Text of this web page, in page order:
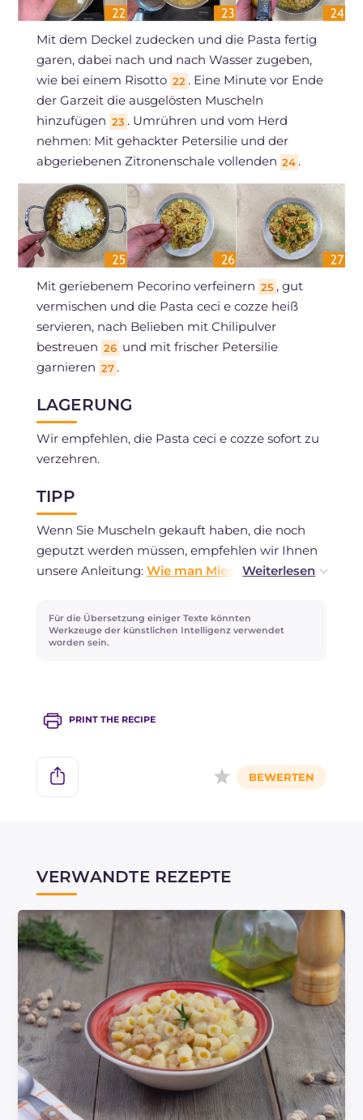
Mit dem Deckel zudecken und die Pasta fertig
garen, dabei nach und nach Wasser zugeben,
wie bei einem Risotto 22 . Eine Minute vor Ende
der Garzeit die ausgelösten Muscheln
hinzufügen 23 . Umrühren und vom Herd
nehmen: Mit gehackter Petersilie und der
abgeriebenen Zitronenschale vollenden 24 .
Mit geriebenem Pecorino verfeinern 25 , gut
vermischen und die Pasta ceci e cozze heiß
servieren, nach Belieben mit Chilipulver
bestreuen 26 und mit frischer Petersilie
garnieren 27 .
LAGERUNG
Wir empfehlen, die Pasta ceci e cozze sofort zu
verzehren.
TIPP
Wenn Sie Muscheln gekauft haben, die noch
geputzt werden müssen, empfehlen wir Ihnen
unsere Anleitung: Wie man Miesmuscheln
Als Alternative zu vorgekochten Kichererbsen
dann etwa eine Stunde lang oder bis sie weich
sind.
Für die Übersetzung einiger Texte könnten
Werkzeuge der künstlichen Intelligenz verwendet
worden sein.
PRINT THE RECIPE
VERWANDTE REZEPTE